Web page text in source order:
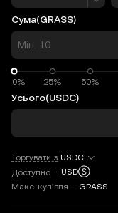
Сума(GRASS)
0% 25% 50%
0%
Усього(USDC)
Торгувати з USDC
Доступно-- USDⓈ
Макс. купівля -- GRASS